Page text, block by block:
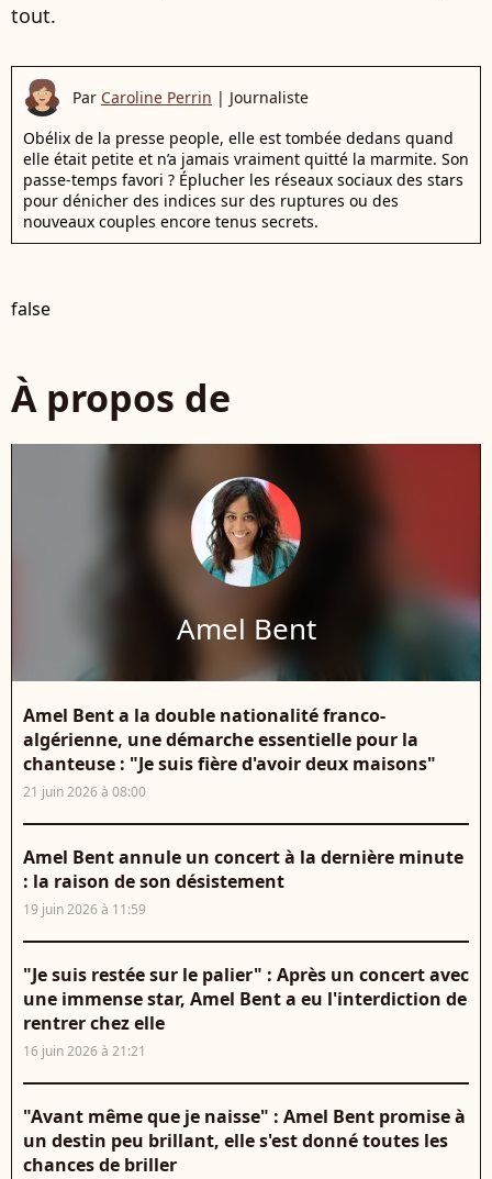
tout.
Par Caroline Perrin | Journaliste
Obélix de la presse people, elle est tombée dedans quand
elle était petite et n’a jamais vraiment quitté la marmite. Son
passe-temps favori ? Éplucher les réseaux sociaux des stars
pour dénicher des indices sur des ruptures ou des
nouveaux couples encore tenus secrets.
false
À propos de
Amel Bent
Amel Bent a la double nationalité franco-
algérienne, une démarche essentielle pour la
chanteuse : "Je suis fière d'avoir deux maisons"
21 juin 2026 à 08:00
Amel Bent annule un concert à la dernière minute
: la raison de son désistement
19 juin 2026 à 11:59
"Je suis restée sur le palier" : Après un concert avec
une immense star, Amel Bent a eu l'interdiction de
rentrer chez elle
16 juin 2026 à 21:21
"Avant même que je naisse" : Amel Bent promise à
un destin peu brillant, elle s'est donné toutes les
chances de briller